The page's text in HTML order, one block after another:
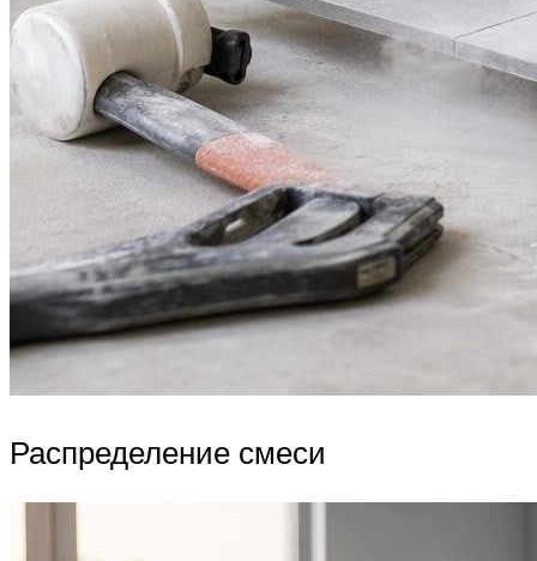
Распределение смеси